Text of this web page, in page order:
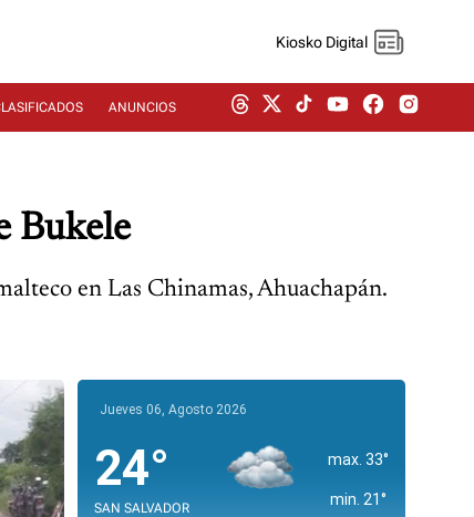
Kiosko Digital
ANUNCIOS
Bukele
en Las Chinamas, Ahuachapán.
Jueves 06, Agosto 2026
24°
SAN SALVADOR
max. 33°
min. 21°